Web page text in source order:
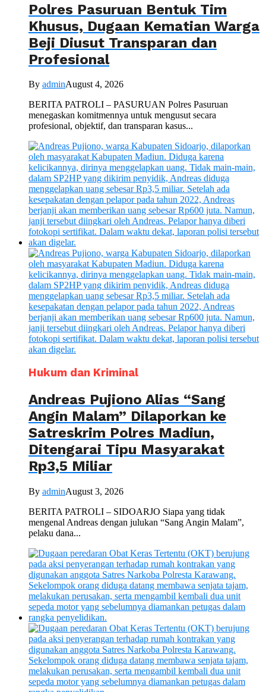
Polres Pasuruan Bentuk Tim
Khusus, Dugaan Kematian Warga
Beji Diusut Transparan dan
Profesional
By adminAugust 4, 2026
BERITA PATROLI – PASURUAN Polres Pasuruan
menegaskan komitmennya untuk mengusut secara
profesional, objektif, dan transparan kasus...
Hukum dan Kriminal
Andreas Pujiono Alias “Sang
Angin Malam” Dilaporkan ke
Satreskrim Polres Madiun,
Ditengarai Tipu Masyarakat
Rp3,5 Miliar
By adminAugust 3, 2026
BERITA PATROLI – SIDOARJO Siapa yang tidak
mengenal Andreas dengan julukan “Sang Angin Malam”,
pelaku dana...